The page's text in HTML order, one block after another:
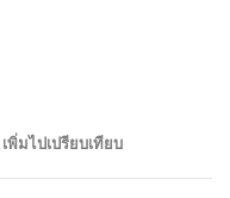
เพิ่มไปเปรียบเทียบ